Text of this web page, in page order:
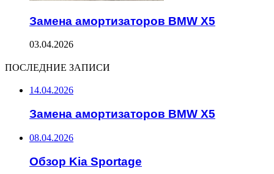
Замена амортизаторов BMW X5
03.04.2026
ПОСЛЕДНИЕ ЗАПИСИ
14.04.2026
Замена амортизаторов BMW X5
08.04.2026
Обзор Kia Sportage